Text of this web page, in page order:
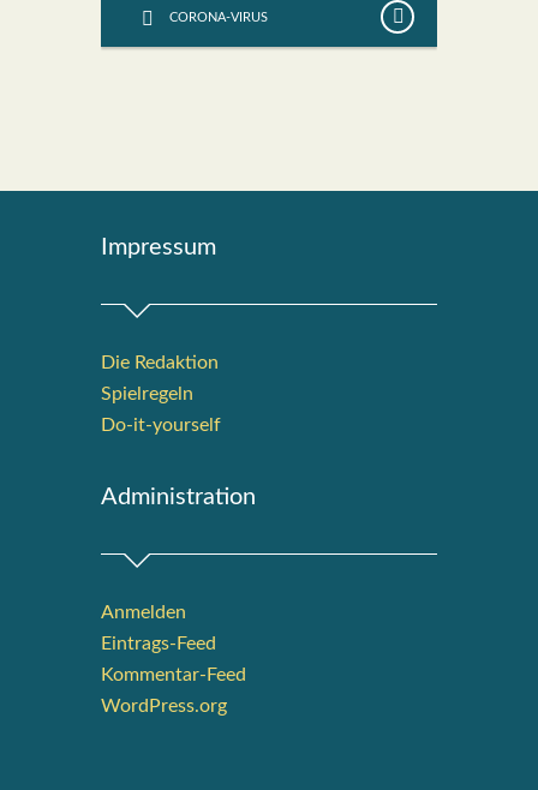
CORONA-VIRUS
Impres­sum
Die Redak­ti­on
Spiel­re­geln
Do-it-your­s­elf
Admi­nis­tra­ti­on
Anmelden
Eintrags-Feed
Kommentar-Feed
WordPress.org